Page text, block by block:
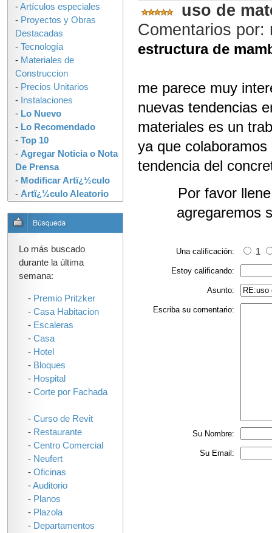
uso de
Comentarios por:
estructura de
me parece muy
nuevas tendencias
materiales es un
ya que
tendencia del
Por favor
agregaremos
Una calificación: 1
Estoy calificando:
Asunto:
Escriba su comentario:
Su Nombre:
Su Email:
-Artículos especiales
- Proyectos y Obras
Destacadas
- Tecnología
- Materiales de
Construccion
- Precios Unitarios
- Instalaciones
- Lo Nuevo
- Lo Recomendado
- Top 10
- Agregar Noticia o Nota
De Prensa
- Modificar Artï¿½culo
- Artï¿½culo Aleatorio
Lo más buscado
durante la última
semana:
- Premio Pritzker
- Casa Habitacion
- Escaleras
- Casa
- Hotel
- Bloques
- Hospital
- Corte por Fachada
- Curso de Revit
- Restaurante
- Centro Comercial
- Neufert
- Oficinas
-Auditorio
- Planos
- Plazola
- Departamentos